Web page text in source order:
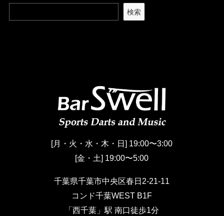
検索
[月・火・水・木・日] 19:00〜3:00
[金・土] 19:00〜5:00
千葉県千葉市中央区春日2-21-11
コンド千葉WEST B1F
「西千葉」駅 南口徒歩1分